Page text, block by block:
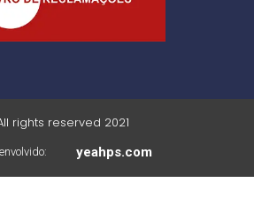
rights reserved 2021
yeahps.com